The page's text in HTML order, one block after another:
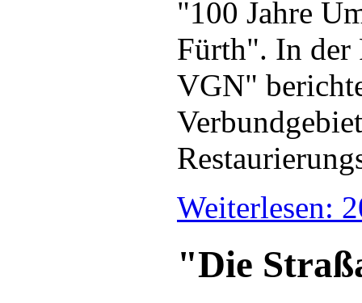
"100 Jahre
Fürth". In der
VGN"
Weiterlesen:
"Die